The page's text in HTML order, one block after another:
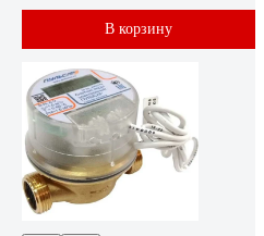
В корзину